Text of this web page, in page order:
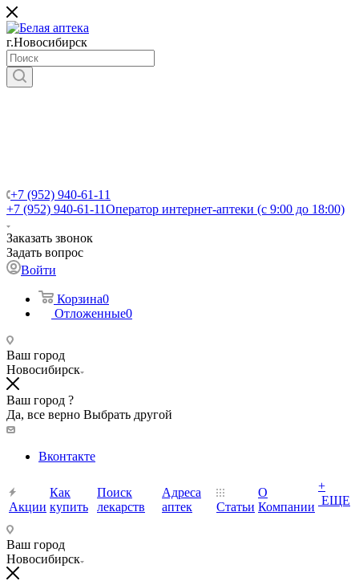
г.Новосибирск
+7 (952) 940-61-11
+7 (952) 940-61-11Оператор интернет-аптеки (с 9:00 до 18:00)
Заказать звонок
Задать вопрос
Войти
Корзина0
Отложенные0
Ваш город
Новосибирск
Ваш город ?
Да, все верно Выбрать другой
Вконтакте
Акции
Как
купить
Поиск
лекарств
Адреса
аптек
Статьи
О
Компании
+
ЕЩЕ
Ваш город
Новосибирск